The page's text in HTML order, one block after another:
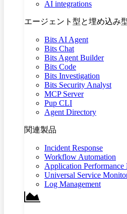
AI integrations
エージェント型と埋め込み
Bits AI Agent
Bits Chat
Bits Agent Builder
Bits Code
Bits Investigation
Bits Security Analyst
MCP Server
Pup CLI
Agent Directory
関連製品
Incident Response
Workflow Automation
Application
Universal Service
Log Management